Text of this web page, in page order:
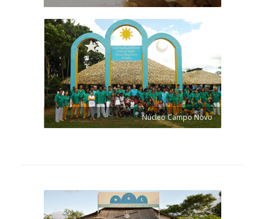
Núcleo Campo Novo